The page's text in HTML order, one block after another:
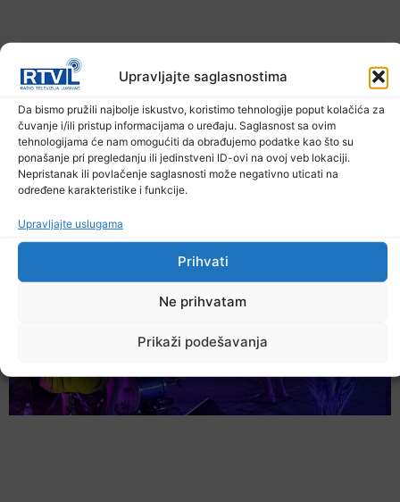
Upravljajte saglasnostima
Da bismo pružili najbolje iskustvo, koristimo tehnologije poput kolačića za
čuvanje i/ili pristup informacijama o uređaju. Saglasnost sa ovim
tehnologijama će nam omogućiti da obrađujemo podatke kao što su
ponašanje pri pregledanju ili jedinstveni ID-ovi na ovoj veb lokaciji.
Nepristanak ili povlačenje saglasnosti može negativno uticati na
određene karakteristike i funkcije.
Upravljajte uslugama
Prihvati
Ne prihvatam
Prikaži podešavanja
U TK povećan broj požara
7. Augusta 2026.